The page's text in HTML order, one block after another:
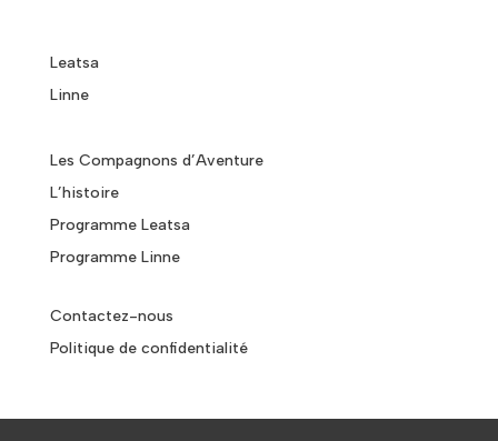
Leatsa
Linne
Les Compagnons d’Aventure
L’histoire
Programme Leatsa
Programme Linne
Contactez-nous
Politique de confidentialité